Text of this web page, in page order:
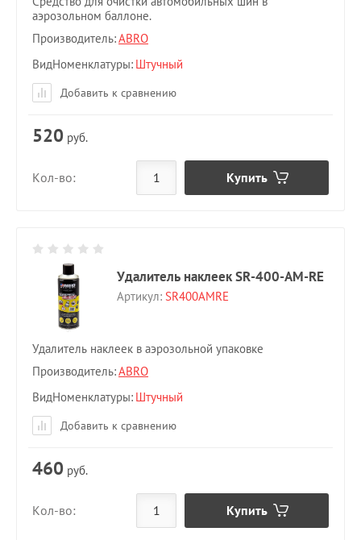
аэрозольном баллоне.
Производитель:ABRO
ВидНоменклатуры Штучный
Добавить к сравнению
Кол-во:
520 руб.
Купить
Удалитель наклеек SR-400-AM-RE
Артикул: SR400AMRE
Удалитель наклеек в аэрозольной упаковке
Производитель:ABRO
ВидНоменклатуры Штучный
Добавить к сравнению
Кол-во:
460 руб.
Купить